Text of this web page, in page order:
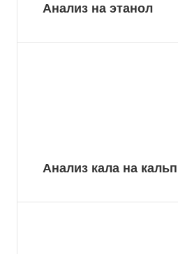
Анализ на этанол
Анализ кала на